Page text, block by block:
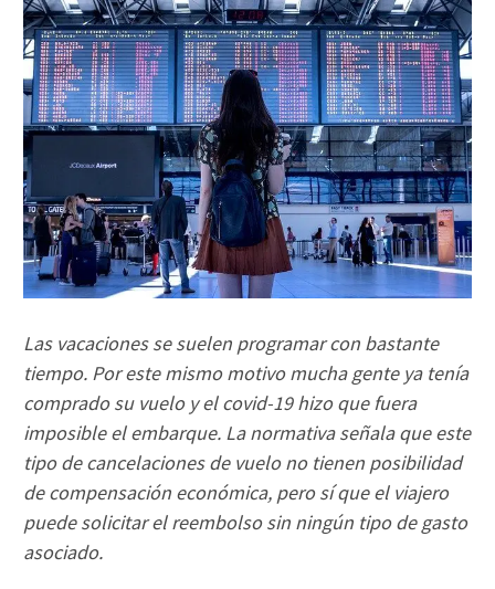
Las vacaciones se suelen programar con bastante
tiempo. Por este mismo motivo mucha gente ya tenía
comprado su vuelo y el covid-19 hizo que fuera
imposible el embarque. La normativa señala que este
tipo de cancelaciones de vuelo no tienen posibilidad
de compensación económica, pero sí que el viajero
puede solicitar el reembolso sin ningún tipo de gasto
asociado.